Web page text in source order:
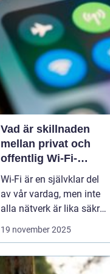
integritet och k...
Vad är skillnaden
mellan privat och
offentlig Wi-Fi-
säkerhet?
Wi-Fi är en självklar del
av vår vardag, men inte
alla nätverk är lika säkra.
Privata nätverk hemma
över vilka som får
19 november 2025